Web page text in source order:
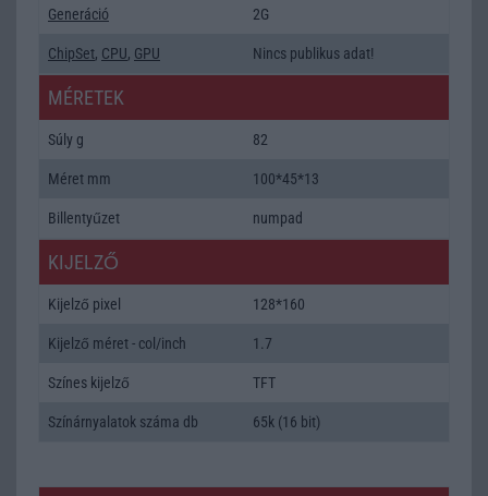
Generáció 2G
ChipSet, CPU, GPU Nincs publikus adat!
MÉRETEK
Súly g 82
Méret mm 100*45*13
Billentyűzet numpad
KIJELZŐ
Kijelző pixel 128*160
Kijelző méret - col/inch 1.7
Színes kijelző TFT
Színárnyalatok száma db 65k (16 bit)